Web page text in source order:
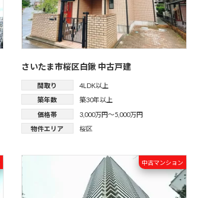
さいたま市桜区白鍬 中古戸建
間取り
4LDK以上
築年数
築30年以上
価格帯
3,000万円～5,000万円
物件エリア
桜区
中古マンション